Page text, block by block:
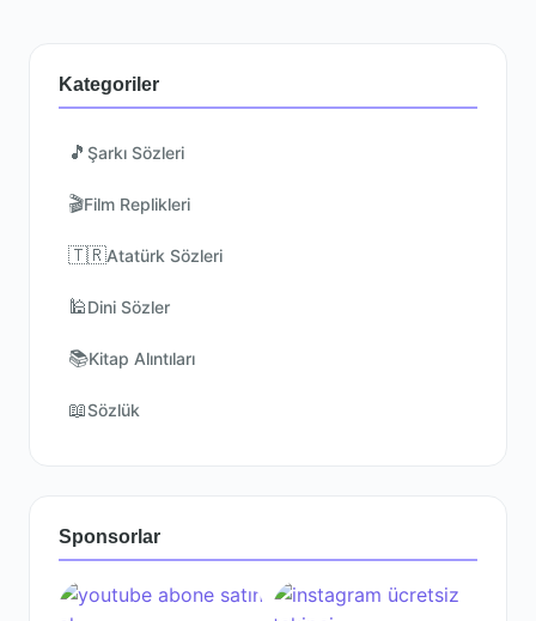
Kategoriler
🎵 Şarkı Sözleri
🎬Film Replikleri
🇹🇷Atatürk Sözleri
🕌Dini Sözler
📚Kitap Alıntıları
📖Sözlük
Sponsorlar